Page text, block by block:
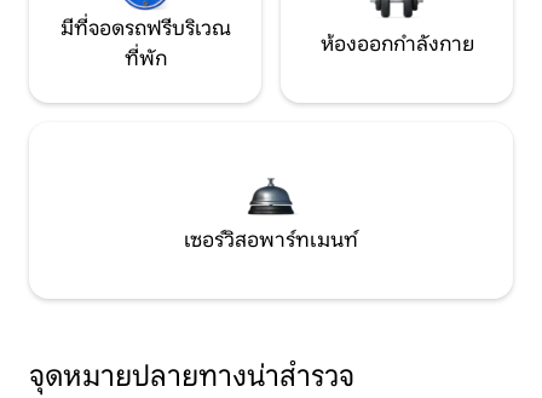
มีที่จอดรถฟรีบริเวณ
ที่พัก
ห้องออกกำลังกาย
เซอร์วิสอพาร์ทเมนท์
จุดหมายปลายทางน่าสำรวจ